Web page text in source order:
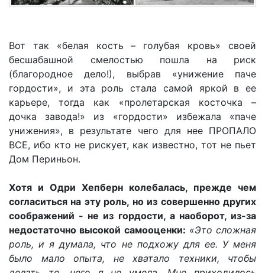
Вот так «белая кость – голубая кровь» своей
бесшабашной смелостью пошла на риск
(благородное дело!), выбрав «унижение паче
гордости», и эта роль стала самой яркой в ее
карьере, тогда как «пролетарская косточка –
дочка завода!» из «гордости» избежала «паче
унижения», в результате чего для нее ПРОПАЛО
ВСЕ, ибо кто не рискует, как известно, тот не пьет
Дом Периньон.
Хотя и Одри Хепберн колебалась, прежде чем
согласиться на эту роль, но из совершенно других
соображений - не из гордости, а наоборот, из-за
недостаточно высокой самооценки: «Это сложная
роль, и я думала, что не подхожу для ее. У меня
было мало опыта, не хватало техники, чтобы